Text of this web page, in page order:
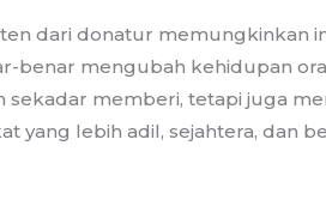
dari donatur memungkinkan
benar mengubah kehidupan
memberi, tetapi juga
yang lebih adil, sejahtera, dan